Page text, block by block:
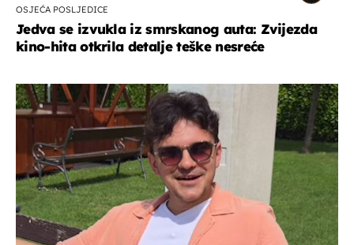
OSJEĆA POSLJEDICE
Jedva se izvukla iz smrskanog auta: Zvijezda
kino-hita otkrila detalje teške nesreće